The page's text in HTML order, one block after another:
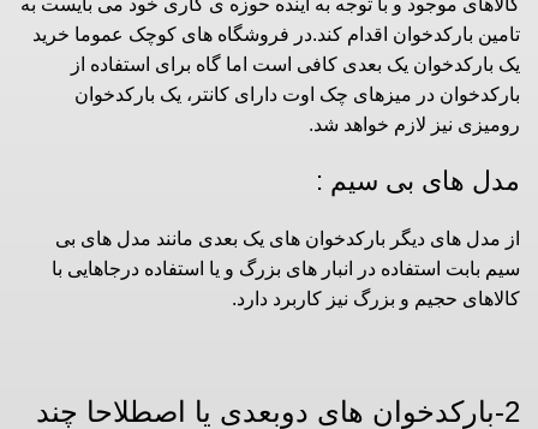
تامین بارکدخوان اقدام کند.در فروشگاه های کوچک عموما خرید
یک بارکدخوان یک بعدی کافی است اما گاه برای استفاده از
بارکدخوان در میزهای چک اوت دارای کانتر، یک بارکدخوان
رومیزی نیز لازم خواهد شد.
مدل های بی سیم :
از مدل های دیگر بارکدخوان های یک بعدی مانند مدل های بی
سیم بابت استفاده در انبار های بزرگ و یا استفاده درجاهایی با
کالاهای حجیم و بزرگ نیز کاربرد دارد.
2-بارکدخوان های دوبعدی یا اصطلاحا چند